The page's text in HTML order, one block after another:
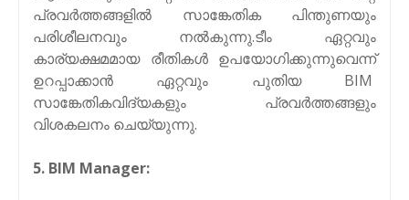
പ്രവർത്തങ്ങളിൽ സാങ്കേതിക പിന്തുണയും
പരിശീലനവും നൽകുന്നു.ടീം ഏറ്റവും
കാര്യക്ഷമമായ രീതികൾ ഉപയോഗിക്കുന്നുവെന്ന്
ഉറപ്പാക്കാൻ ഏറ്റവും പുതിയ BIM
സാങ്കേതികവിദ്യകളും പ്രവർത്തങ്ങളും
വിശകലനം ചെയ്യുന്നു.
5. BIM Manager: